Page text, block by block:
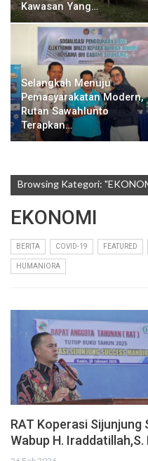
Kawasan Yang…
Selangkah Menuju
Pemasyarakatan Modern,
Rutan Sawahlunto
Terapkan…
Browsing Kategori:
EKONOMI
BERITA COVID-19 FEATURED
HUMANIORA
RAT Koperasi Sijunjung
Wabup H. Iraddatillah,S.